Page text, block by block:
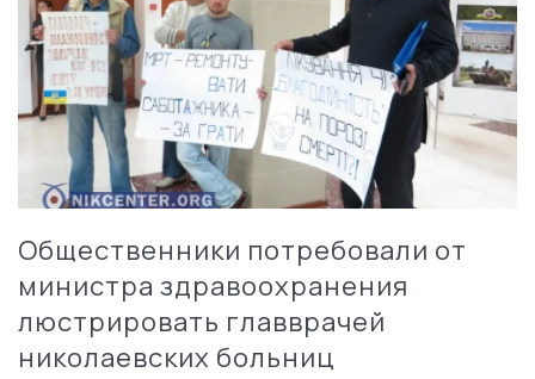
Общественники потребовали от
министра здравоохранения
люстрировать главврачей
николаевских больниц